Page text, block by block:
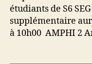
étudiants de S6
supplémentaire
à 10h00 AMPHI 2